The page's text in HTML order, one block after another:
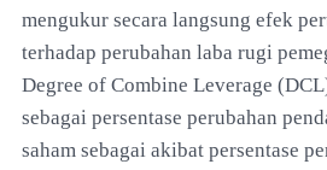
mengukur secara langsung efek
terhadap perubahan laba rugi
Degree of Combine Leverage
sebagai persentase perubahan
saham sebagai akibat persentase